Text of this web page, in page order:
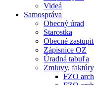
Videá
Samospráva
Obecný úrad
Starostka
Obecné
Zápisnice OZ
Úradná tabuľa
Zmluvy,
FZO